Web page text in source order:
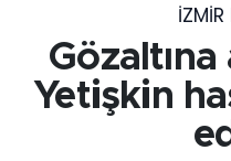
İZMIR
Gözaltına
Yetişkin
EGE
Trafik Durumu
Süper Lig Puan
Tüm Manşetler